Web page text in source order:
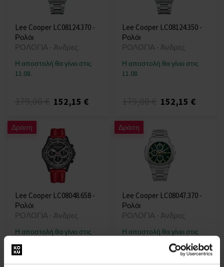
Lee Cooper LC08124.370 -
Ρολόι
ΡΟΛΟΓΙΑ - Άνδρες
Η αποστολή θα γίνει στις
11.08.
152,15 €
Lee Cooper LC08124.350 -
Ρολόι
ΡΟΛΟΓΙΑ - Άνδρες
Η αποστολή θα γίνει στις
11.08.
152,15 €
Δράση
Lee Cooper LC08048.658 -
Ρολόι
ΡΟΛΟΓΙΑ - Άνδρες
Η αποστολή θα γίνει στις
Δράση
Lee Cooper LC08047.370 -
Ρολόι
ΡΟΛΟΓΙΑ - Άνδρες
Η αποστολή θα γίνει στις